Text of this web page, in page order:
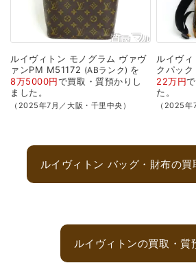
ルイヴィトン モノグラム ヴァヴ
ァンPM M51172 ABランク を
8万5000円で買取・質預かり し
ました。
（2025年7月／大阪・千里中央）
ルイヴィ
クパック
22万円で
た。
（2025年
ルイヴィトン バッグ・財布の買
ルイヴィトンの買取・質